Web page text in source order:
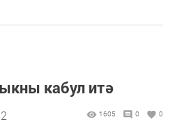
кабул итә
1605 0 0